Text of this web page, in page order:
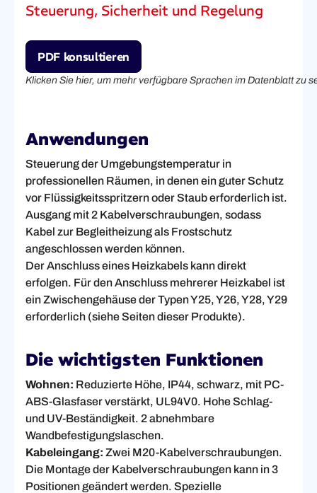
Steuerung, Sicherheit und Regelung
PDF konsultieren
Klicken Sie hier, um mehr verfügbare Sprachen im Datenblatt zu
Anwendungen
Steuerung der Umgebungstemperatur in
professionellen Räumen, in denen ein guter Schutz
vor Flüssigkeitsspritzern oder Staub erforderlich ist.
Ausgang mit 2 Kabelverschraubungen, sodass
Kabel zur Begleitheizung als Frostschutz
angeschlossen werden können.
Der Anschluss eines Heizkabels kann direkt
erfolgen. Für den Anschluss mehrerer Heizkabel ist
ein Zwischengehäuse der Typen Y25, Y26, Y28, Y29
erforderlich (siehe Seiten dieser Produkte).
Die wichtigsten Funktionen
Wohnen: Reduzierte Höhe, IP44, schwarz, mit PC-
ABS-Glasfaser verstärkt, UL94V0. Hohe Schlag-
und UV-Beständigkeit. 2 abnehmbare
Wandbefestigungslaschen.
Kabeleingang: Zwei M20-Kabelverschraubungen.
Die Montage der Kabelverschraubungen kann in 3
Positionen geändert werden. Spezielle